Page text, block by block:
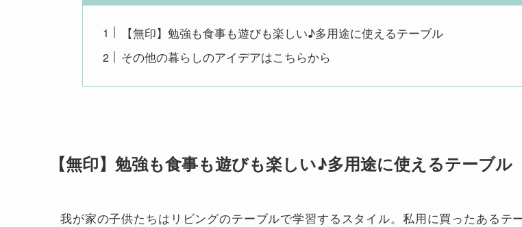
【無印】勉強も食事も遊びも楽しい♪多用途に使えるテーブル
その他の暮らしのアイデアはこちらから
【無印】勉強も食事も遊びも楽しい♪多用途に使えるテーブル
我が家の子供たちはリビングのテーブルで学習するスタイル。私用に買ったあるテ